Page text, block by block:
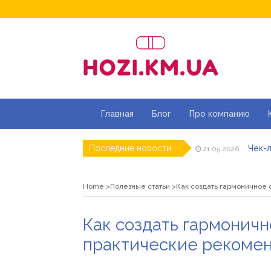
Главная Блог Про компанию
Последние новости 21.05.2026 Чек-
07.05.2026
Home Полезные статьи Как создать
Как создать
практические